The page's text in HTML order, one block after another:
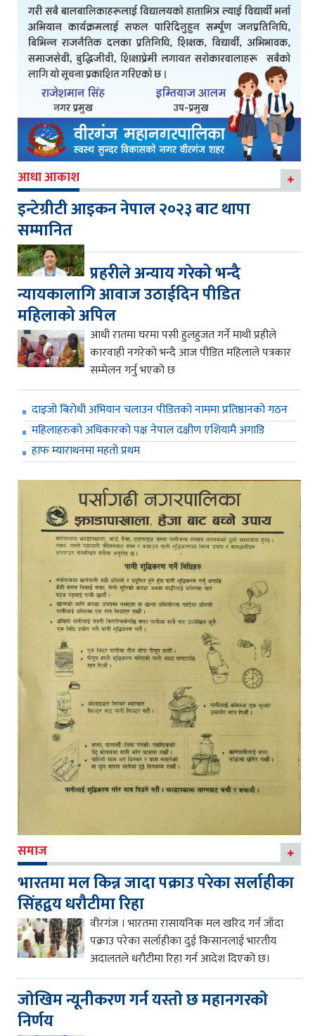
आधा आकाश
इन्टेग्रीटी आइकन नेपाल २०२३ बाट थापा
सम्मानित
प्रहरीले अन्याय गरेको भन्दै
न्यायकालागि आवाज उठाईदिन पीडित
महिलाको अपिल
आधी रातमा घरमा पसी हुलहुजत गर्ने माथी प्रहीले
कारवाही नगरेको भन्दै आज पीडित महिलाले पत्रकार
सम्मेलन गर्नु भएको छ
दाइजो बिरोधी अभियान चलाउन पीडितको नाममा प्रतिष्ठानको गठन
महिलाहरुको अधिकारको पक्ष नेपाल दक्षीण एशियामै अगाडि
हाफ म्याराथनमा महतो प्रथम
समाज
भारतमा मल किन्न जादा पक्राउ परेका सर्लाहीका
सिंहद्वय धरौटीमा रिहा
वीरगंज । भारतमा रासायनिक मल खरिद गर्न जाँदा
पक्राउ परेका सर्लाहीका दुई किसानलाई भारतीय
अदालतले धरौटीमा रिहा गर्न आदेश दिएको छ।
जाेखिम न्यूनीकरण गर्न यस्ताे छ महानगरकाे
निर्णय